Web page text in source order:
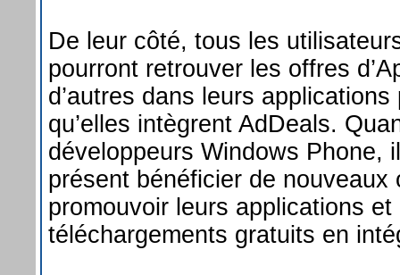
De leur côté, tous les
pourront retrouver les offres
d’autres dans leurs
qu’elles intègrent AdDeals.
développeurs Windows Phone,
présent bénéficier de nouveaux
promouvoir leurs applications
téléchargements gratuits en